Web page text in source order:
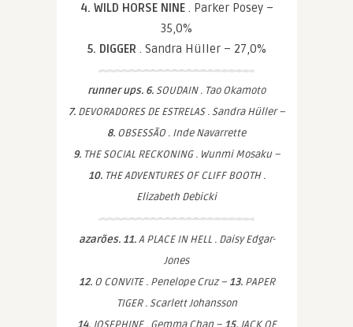
4. WILD HORSE NINE . Parker Posey –
35,0%
5. DIGGER . Sandra Hüller – 27,0%
runner ups. 6.SOUDAIN . Tao Okamoto
7.DEVORADORES DE ESTRELAS . Sandra Hüller –
8. OBSESSÃO . Inde Navarrette
9.THE SOCIAL RECKONING . Wunmi Mosaku –
10.THE ADVENTURES OF CLIFF BOOTH .
Elizabeth Debicki
azarões. 11.A PLACE IN HELL . Daisy Edgar-
Jones
12.O CONVITE . Penelope Cruz – 13.PAPER
TIGER . Scarlett Johansson